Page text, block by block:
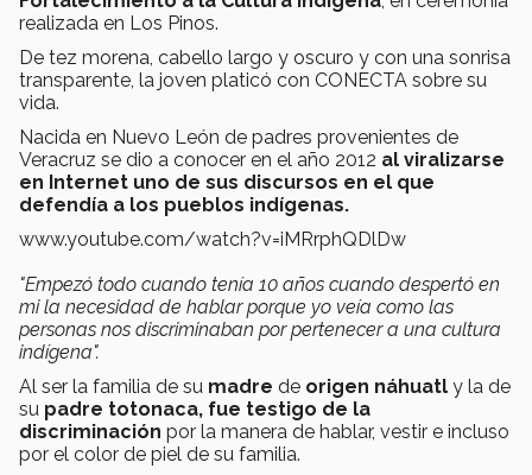
realizada en Los Pinos.
De tez morena, cabello largo y oscuro y con una sonrisa
transparente, la joven platicó con CONECTA sobre su
vida.
Nacida en Nuevo León de padres provenientes de
Veracruz se dio a conocer en el año 2012 al viralizarse
en Internet uno de sus discursos en el que
defendía a los pueblos indígenas.
www.youtube.com/watch?v=iMRrphQDlDw
"Empezó todo cuando tenía 10 años cuando despertó en
mi la necesidad de hablar porque yo veía como las
personas nos discriminaban por pertenecer a una cultura
indígena".
Al ser la familia de su madre de origen náhuatl y la de
su padre totonaca, fue testigo de la
discriminación por la manera de hablar, vestir e incluso
por el color de piel de su familia.